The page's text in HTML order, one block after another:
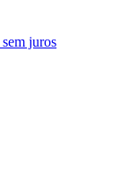
sem juros